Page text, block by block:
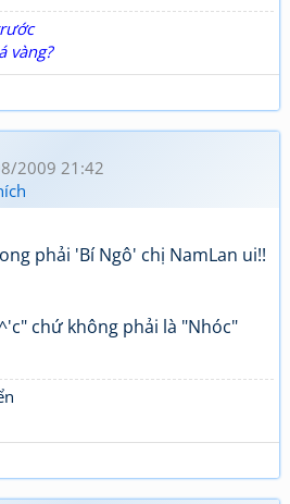
vàng?
2009 21:42
phải 'Bí Ngô' chị NamLan ui!!
chứ không phải là "Nhóc"